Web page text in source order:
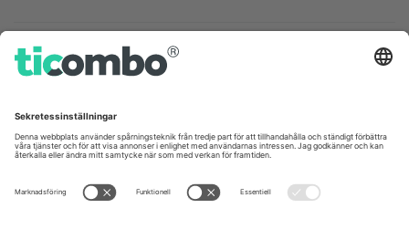
Kontor och support
Unter den Linden 24, 10117
Berlin, Germany
London, EC1V 1AW, United
Kingdom
United States
Switzerland